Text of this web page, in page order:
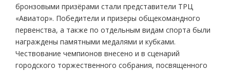
бронзовыми призёрами стали представители ТРЦ
«Авиатор». Победители и призеры общекомандного
первенства, а также по отдельным видам спорта были
награждены памятными медалями и кубками.
Чествование чемпионов внесено и в сценарий
городского торжественного собрания, посвященного